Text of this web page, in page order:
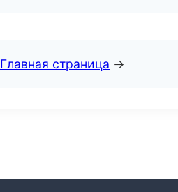
Главная страница →